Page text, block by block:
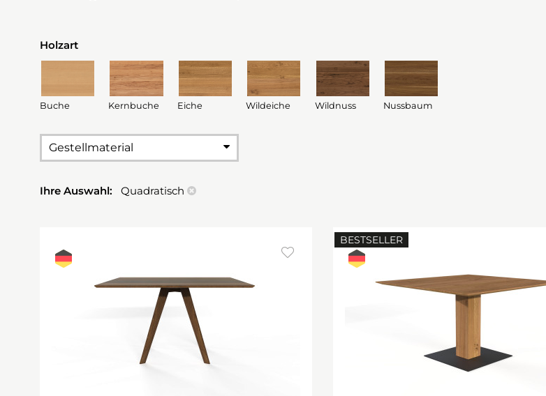
Holzart
Buche Kernbuche Eiche Wildeiche Wildnuss Nussbaum
Gestellmaterial
Ihre Auswahl: Quadratisch
BESTSELLER